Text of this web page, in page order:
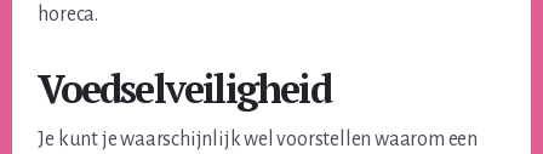
horeca.
Voedselveiligheid
Je kunt je waarschijnlijk wel voorstellen waarom een